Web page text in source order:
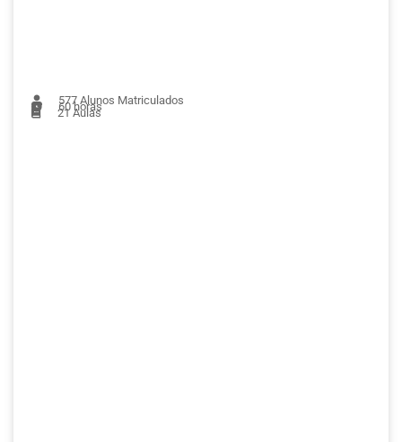
577 Alunos Matriculados
60 horas
21Aulas